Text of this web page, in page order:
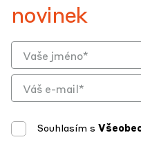
novinek
Souhlasím s